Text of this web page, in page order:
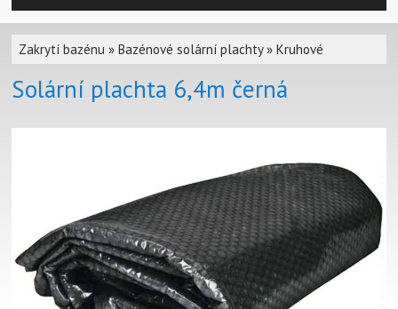
Zakrytí bazénu »Bazénové solární plachty»Kruhové
Solární plachta 6,4m černá